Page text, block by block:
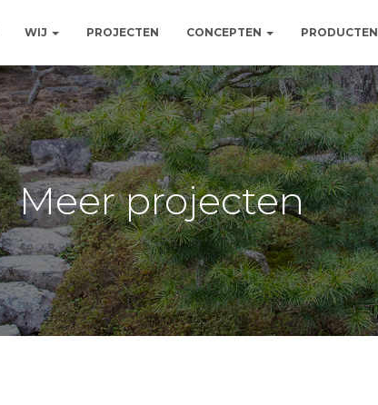
WIJ PROJECTEN CONCEPTEN PRODUCTEN
Meer projecten